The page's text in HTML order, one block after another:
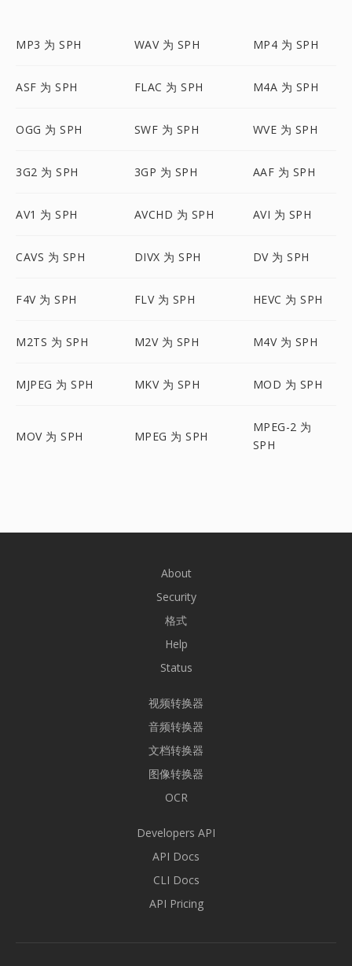
MP3 为 SPH WAV 为 SPH MP4 为 SPH
ASF 为 SPH FLAC 为 SPH M4A 为 SPH
OGG 为 SPH SWF 为 SPH WVE 为 SPH
3G2 为 SPH 3GP 为 SPH AAF 为 SPH
AV1 为 SPH AVCHD 为 SPH AVI 为 SPH
CAVS 为 SPH DIVX 为 SPH DV 为 SPH
F4V 为 SPH FLV 为 SPH HEVC 为 SPH
M2TS 为 SPH M2V 为 SPH M4V 为 SPH
MJPEG 为 SPH MKV 为 SPH MOD 为 SPH
MOV 为 SPH MPEG 为 SPH
MPEG-2 为
SPH
About
Security
格式
Help
Status
视频转换器
音频转换器
文档转换器
图像转换器
OCR
Developers API
API Docs
CLI Docs
API Pricing